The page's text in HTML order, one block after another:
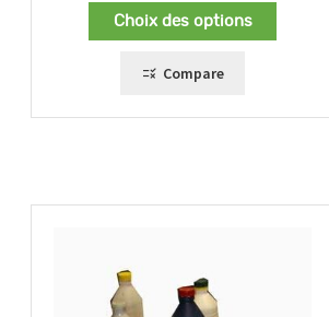
Choix des options
Compare